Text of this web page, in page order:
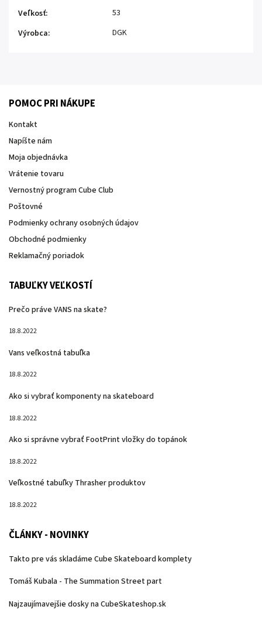
Veľkosť:
53
Výrobca: DGK
POMOC PRI NÁKUPE
Kontakt
Napíšte nám
Moja objednávka
Vrátenie tovaru
Vernostný program Cube Club
Poštovné
Podmienky ochrany osobných údajov
Obchodné podmienky
Reklamačný poriadok
TABUĽKY VEĽKOSTÍ
Prečo práve VANS na skate?
18.8.2022
Vans veľkostná tabuľka
18.8.2022
Ako si vybrať komponenty na skateboard
18.8.2022
Ako si správne vybrať FootPrint vložky do topánok
18.8.2022
Veľkostné tabuľky Thrasher produktov
18.8.2022
ČLÁNKY - NOVINKY
Takto pre vás skladáme Cube Skateboard komplety
Tomáš Kubala - The Summation Street part
Najzaujímavejšie dosky na CubeSkateshop.sk